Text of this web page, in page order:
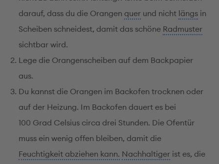
darauf, dass du die Orangen quer und nicht längs in
Scheiben schneidest, damit das schöne Radmuster
sichtbar wird.
Lege die Orangenscheiben auf dem Backpapier
aus.
Du kannst die Orangen im Backofen trocknen oder
auf der Heizung. Im Backofen dauert es bei
100 Grad Celsius circa drei Stunden. Die Ofentür
muss ein wenig offen bleiben, damit die
Feuchtigkeit abziehen kann. Nachhaltiger ist es, die